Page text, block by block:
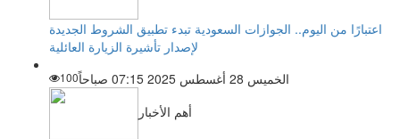
اعتبارًا من اليوم.. الجوازات السعودية تبدء تطبيق الشروط الجديدة
لإصدار تأشيرة الزيارة العائلية
الخميس 28 أغسطس 2025 07:15 صباحاً
100
أهم الأخبار